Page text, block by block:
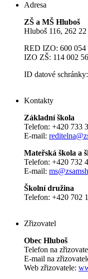
Adresa
ZŠ a MŠ Hluboš
Hluboš 116, 262
RED IZO: 600 054
IZO ZŠ: 114 002
ID datové
Kontakty
Základní škola
Telefon: +420 733
E-mail:
Mateřská škola a
Telefon: +420 732
E-mail:
Školní družina
Telefon: +420 702
Zřizovatel
Obec Hluboš
Telefon na
E-mail na
Web zřizovatele: